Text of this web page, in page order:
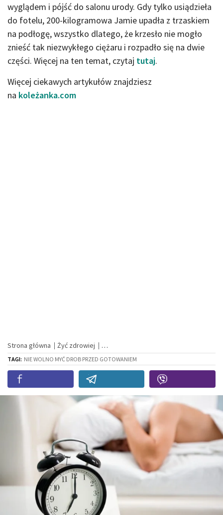
wyglądem i pójść do salonu urody. Gdy tylko usiądzieła
do fotelu, 200-kilogramowa Jamie upadła z trzaskiem
na podłogę, wszystko dlatego, że krzesło nie mogło
znieść tak niezwykłego ciężaru i rozpadło się na dwie
części. Więcej na ten temat, czytaj tutaj.
Więcej ciekawych artykułów znajdziesz
na koleżanka.com
Strona główna Żyć zdrowiej
TAGI: NIE WOLNO MYĆ DROB PRZED GOTOWANIEM